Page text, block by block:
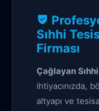
Tesisat
Sıhhi
Firması
Çağlayan
ihtiyacınızda,
altyapı ve